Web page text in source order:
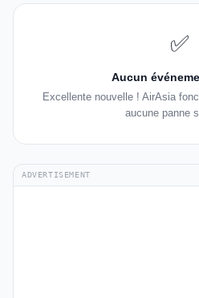
✅
Aucun
Excellente nouvelle ! AirAsia
aucune panne
ADVERTISEMENT